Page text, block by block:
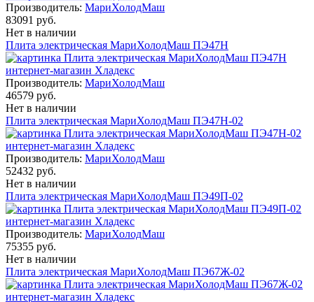
Производитель: МариХолодМаш
83091 руб.
Нет в наличии
Плита электрическая МариХолодМаш ПЭ47Н
Производитель: МариХолодМаш
46579 руб.
Нет в наличии
Плита электрическая МариХолодМаш ПЭ47Н-02
Производитель: МариХолодМаш
52432 руб.
Нет в наличии
Плита электрическая МариХолодМаш ПЭ49П-02
Производитель: МариХолодМаш
75355 руб.
Нет в наличии
Плита электрическая МариХолодМаш ПЭ67Ж-02